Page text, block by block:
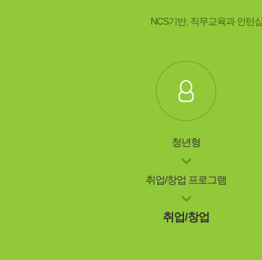
NCS기반, 직무교육과 인턴
청년형
취업/창업 프로그램
취업/창업